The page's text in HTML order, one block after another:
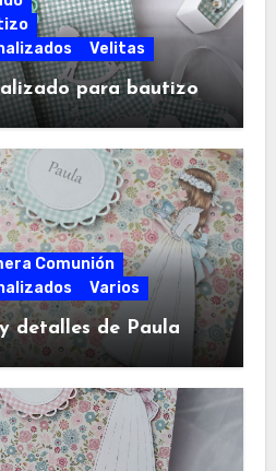
Velitas
para bautizo
Comunión
Varios
detalles de Paula